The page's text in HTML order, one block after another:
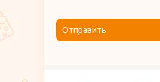
Отправить